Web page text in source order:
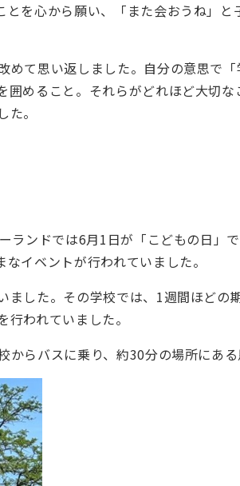
を心から願い、「また会おうね」と
て思い返しました。自分の意思で
めること。それらがどれほど大切
。
ンドでは6月1日が「こどもの日」
イベントが行われていました。
した。その学校では、1週間ほどの
われていました。
らバスに乗り、約30分の場所にある